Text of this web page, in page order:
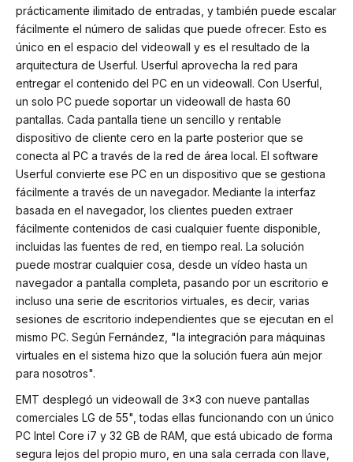
prácticamente ilimitado de entradas, y también puede escalar
fácilmente el número de salidas que puede ofrecer. Esto es
único en el espacio del videowall y es el resultado de la
arquitectura de Userful. Userful aprovecha la red para
entregar el contenido del PC en un videowall. Con Userful,
un solo PC puede soportar un videowall de hasta 60
pantallas. Cada pantalla tiene un sencillo y rentable
dispositivo de cliente cero en la parte posterior que se
conecta al PC a través de la red de área local. El software
Userful convierte ese PC en un dispositivo que se gestiona
fácilmente a través de un navegador. Mediante la interfaz
basada en el navegador, los clientes pueden extraer
fácilmente contenidos de casi cualquier fuente disponible,
incluidas las fuentes de red, en tiempo real. La solución
puede mostrar cualquier cosa, desde un vídeo hasta un
navegador a pantalla completa, pasando por un escritorio e
incluso una serie de escritorios virtuales, es decir, varias
sesiones de escritorio independientes que se ejecutan en el
mismo PC. Según Fernández, "la integración para máquinas
virtuales en el sistema hizo que la solución fuera aún mejor
para nosotros".
EMT desplegó un videowall de 3x3 con nueve pantallas
comerciales LG de 55", todas ellas funcionando con un único
PC Intel Core i7 y 32 GB de RAM, que está ubicado de forma
segura lejos del propio muro, en una sala cerrada con llave,